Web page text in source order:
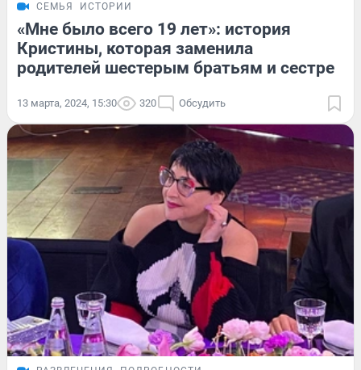
СЕМЬЯ ИСТОРИИ
«Мне было всего 19 лет»: история
Кристины, которая заменила
родителей шестерым братьям и сестре
13 марта, 2024, 15:30 320 Обсудить